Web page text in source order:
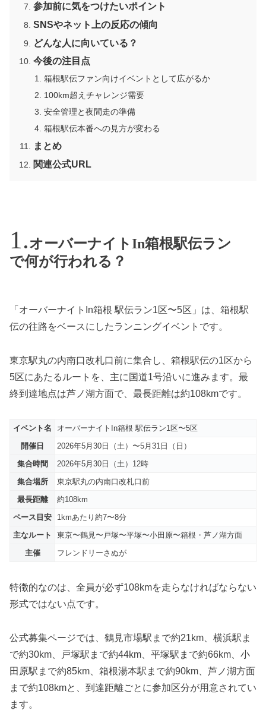
参加前に気をつけたいポイント
SNSやネット上の反応の傾向
どんな人に向いている？
今後の注目点
箱根駅伝ファン向けイベントとして広がるか
100km超えチャレンジ需要
安全管理と夜間走の準備
箱根駅伝本番への見方が変わる
まとめ
関連公式URL
オーバーナイトIn箱根駅伝ラン
で何が行われる？
「オーバーナイトIn箱根 駅伝ラン1区〜5区」は、箱根駅
伝の往路をベースにしたランニングイベントです。
東京駅丸の内南口改札口前に集合し、箱根駅伝の1区から
5区にあたるルートを、主に国道1号沿いに進みます。最
終到達地点は芦ノ湖方面で、最長距離は約108kmです。
イベント名
オーバーナイトIn箱根 駅伝ラン1区〜5区
開催日
2026年5月30日（土）〜5月31日（日）
集合時間
2026年5月30日（土）12時
集合場所
東京駅丸の内南口改札口前
最長距離
約108km
ペース目安
1kmあたり約7〜8分
主なルート
東京〜鶴見〜戸塚〜平塚〜小田原〜箱根・芦ノ湖方面
主催
フレンドリーさぬが
特徴的なのは、全員が必ず108kmを走らなければならない
形式ではない点です。
公式募集ページでは、鶴見市場駅まで約21km、横浜駅ま
で約30km、戸塚駅まで約44km、平塚駅まで約66km、小
田原駅まで約85km、箱根湯本駅まで約90km、芦ノ湖方面
まで約108kmと、到達距離ごとに参加区分が用意されてい
ます。